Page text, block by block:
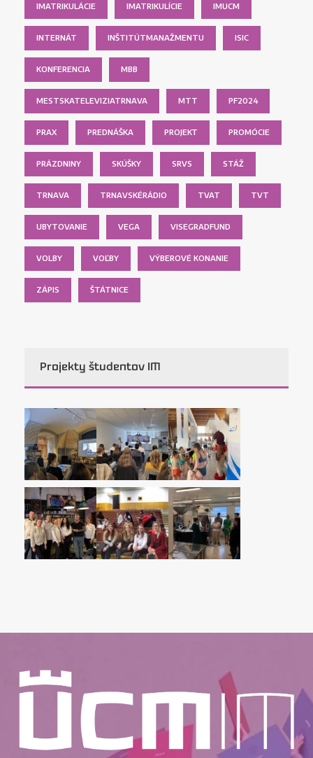
IMATRIKULÁCIE IMATRIKULÍCIE IMUCM
INTERNÁT INŠTITÚTMANAŽMENTU ISIC
KONFERENCIA MBB
MESTSKATELEVIZIATRNAVA MTT PF2024
PRAX PREDNÁŠKA PROJEKT PROMÓCIE
PRÁZDNINY SKÚŠKY SRVS STÁŽ
TRNAVA TRNAVSKÉRÁDIO TVAT TVT
UBYTOVANIE VEGA VISEGRADFUND
VOLBY VOĽBY VÝBEROVÉ KONANIE
ZÁPIS ŠTÁTNICE
Projekty študentov IM